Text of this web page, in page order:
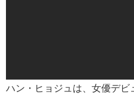
ハン・ヒョジュは、女優デビ